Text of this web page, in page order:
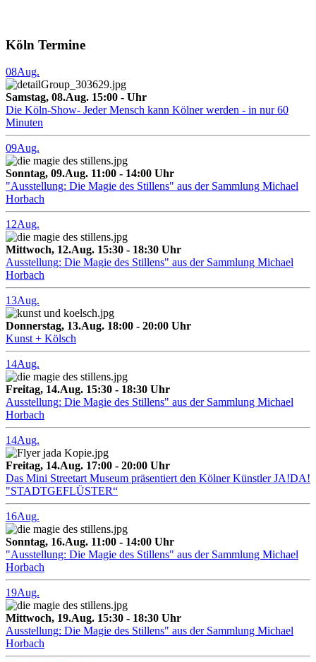
Köln Termine
08Aug.
Samstag, 08.Aug. 15:00 - Uhr
Die Köln-Show- Jeder Mensch kann Kölner werden - in nur 60
Minuten
09Aug.
Sonntag, 09.Aug. 11:00 - 14:00 Uhr
"Ausstellung: Die Magie des Stillens" aus der Sammlung Michael
Horbach
12Aug.
Mittwoch, 12.Aug. 15:30 - 18:30 Uhr
Ausstellung: Die Magie des Stillens" aus der Sammlung Michael
Horbach
13Aug.
Donnerstag, 13.Aug. 18:00 - 20:00 Uhr
Kunst + Kölsch
14Aug.
Freitag, 14.Aug. 15:30 - 18:30 Uhr
Ausstellung: Die Magie des Stillens" aus der Sammlung Michael
Horbach
14Aug.
Freitag, 14.Aug. 17:00 - 20:00 Uhr
Das Mini Streetart Museum präsentiert den Kölner Künstler JA!DA!
"STADTGEFLÜSTER“
16Aug.
Sonntag, 16.Aug. 11:00 - 14:00 Uhr
"Ausstellung: Die Magie des Stillens" aus der Sammlung Michael
Horbach
19Aug.
Mittwoch, 19.Aug. 15:30 - 18:30 Uhr
Ausstellung: Die Magie des Stillens" aus der Sammlung Michael
Horbach